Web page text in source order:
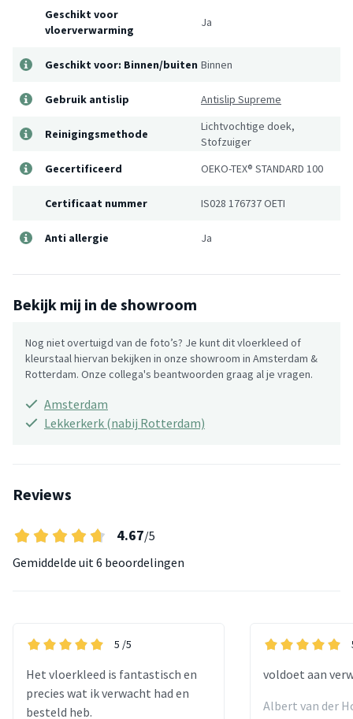
Geschikt voor
vloerverwarming
Ja
Geschikt voor: Binnen/buiten Binnen
Gebruik antislip Antislip Supreme
Reinigingsmethode
Lichtvochtige doek,
Stofzuiger
Gecertificeerd
OEKO-TEX® STANDARD 100
Certificaat nummer IS028 176737 OETI
Anti allergie Ja
Bekijk mij in de showroom
Nog niet overtuigd van de foto’s? Je kunt dit vloerkleed of
kleurstaal hiervan bekijken in onze showroom in Amsterdam &
Rotterdam. Onze collega's beantwoorden graag al je vragen.
Amsterdam
Lekkerkerk (nabij Rotterdam)
Reviews
4.67/5
Gemiddelde uit 6 beoordelingen
5 /5
Het vloerkleed is fantastisch en
precies wat ik verwacht had en
besteld heb.
voldoet aan
Albert van der